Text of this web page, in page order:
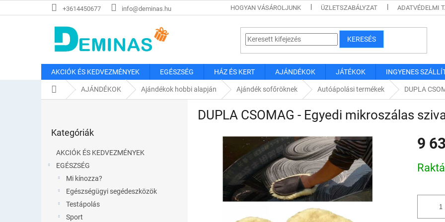
a
+3614450677 info@deminas.hu HOGYAN VÁSÁROLJUNK ÜZLETSZABÁLYZAT ADATVÉDELMI
KERESÉS
AKCIÓK ÉS KEDVEZMÉNYEK EGÉSZSÉG HÁZ ÉS KERT AJÁNDÉKOK JÁTÉKOK INGYENES
KezdőlapAJÁNDÉKOK Ajándékok hobbi alapján Ajándék sofőröknek Autóápolási termékek DUPLA
átugrása
Kategóriák
AKCIÓK ÉS KEDVEZMÉNYEK
EGÉSZSÉG
Mi kínozza?
Egészségügyi segédeszközök
Testápolás
Sport
DUPLA CSOMAG - Egyedi mikroszálas
9